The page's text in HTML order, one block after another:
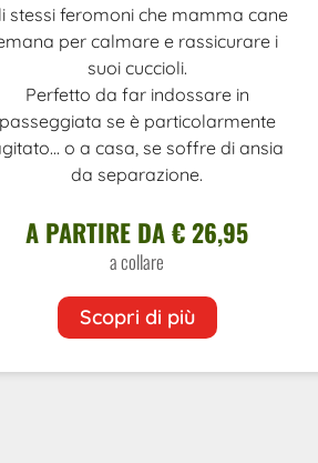
stessi feromoni che mamma cane
per calmare e rassicurare i
suoi cuccioli.
Perfetto da far indossare in
passeggiata se è particolarmente
o a casa, se soffre di ansia
da separazione.
A PARTIRE DA € 26,95
a collare
Scopri di più